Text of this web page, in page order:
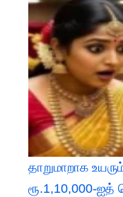
தாறுமாறாக
ரூ.1,10,000-ஐத்